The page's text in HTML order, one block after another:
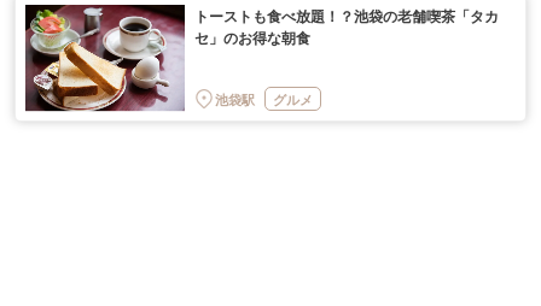
トーストも食べ放題！？池袋の老舗喫茶「タカ
セ」のお得な朝食
池袋駅 グルメ